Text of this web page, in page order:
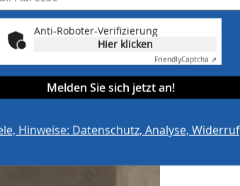
und wie macht man
die Aufzughelden-Box von
des Aufzugs
und werden in
ausreichend
Relevante
werden, um zu
Anti-Roboter-Verifizierung
Hier klicken
FriendlyCaptcha ⇗
Melden Sie sich jetzt an!
Hinweise: Datenschutz, Analyse, Widerruf